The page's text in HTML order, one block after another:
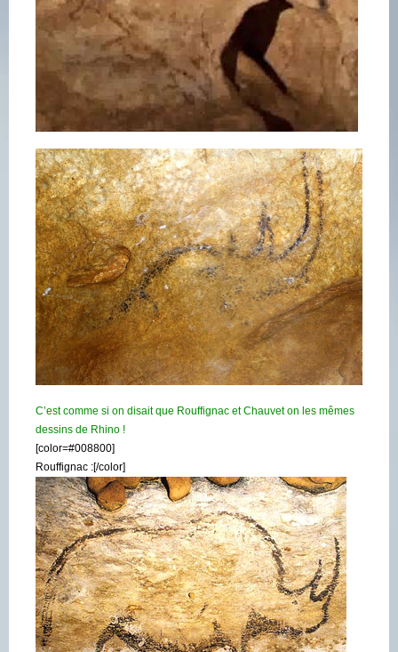
C’est comme si on disait que Rouffignac et Chauvet on les mêmes
dessins de Rhino !
[color=#008800]
Rouffignac :[/color]